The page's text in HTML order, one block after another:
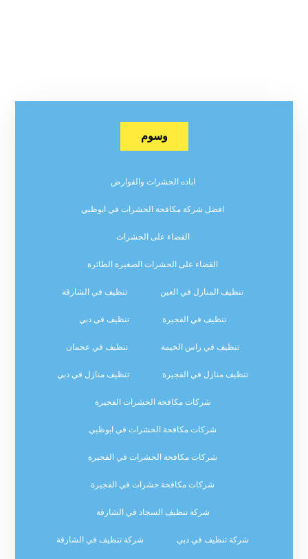
وسوم
اباده الحشرات والقوارض
افضل شركة مكافحة الحشرات في ابوظبي
القضاء على الحشرات
القضاء على الحشرات الصغيرة الطائرة
تنظيف المنازل في العين تنظيف في الشارقة
تنظيف في الفجيرة تنظيف في دبي
تنظيف في راس الخيمة تنظيف في عجمان
تنظيف منازل في الفجيرة تنظيف منازل في دبي
شركات مكافحة الحشرات الفجيرة
شركات مكافحة الحشرات في ابوظبي
شركات مكافحة الحشرات في الفجيرة
شركات مكافحة حشرات في الفجيرة
شركة تنظيف السجاد في الشارقة
شركة تنظيف في دبي شركة تنظيف في الشارقة